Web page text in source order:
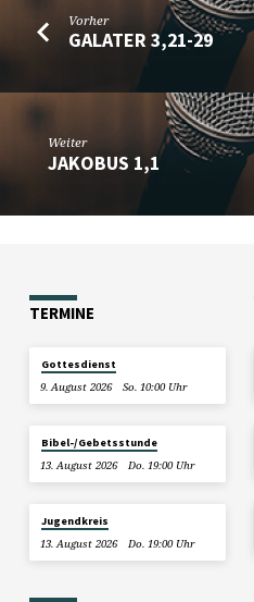
Vorher
GALATER 3,21-29
Weiter
JAKOBUS 1,1
TERMINE
Gottesdienst
9. August 2026
So. 10:00 Uhr
Bibel-/Gebetsstunde
13. August 2026
Do. 19:00 Uhr
Jugendkreis
13. August 2026
Do. 19:00 Uhr